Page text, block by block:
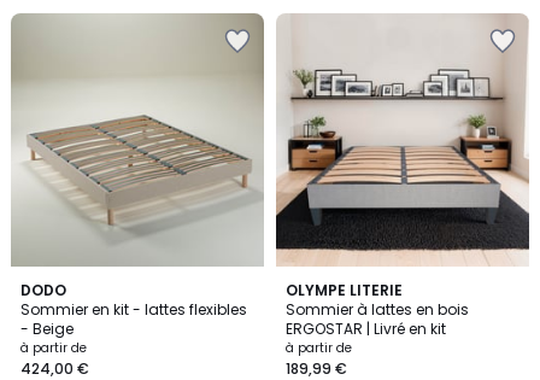
DODO
Sommier en kit - lattes flexibles
- Beige
à partir de
424,00 €
OLYMPE LITERIE
Sommier à lattes en bois
ERGOSTAR | Livré en kit
à partir de
189,99 €
3,5
/ 5